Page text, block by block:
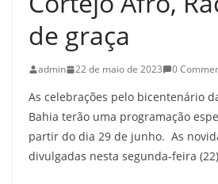
de graça
admin 22 de maio de 2023 0
As celebrações pelo bicentenário
Bahia terão uma programação
partir do dia 29 de junho. As
divulgadas nesta segunda-feira